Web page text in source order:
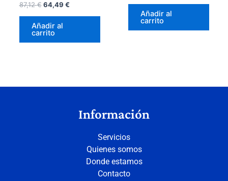
87,12€ 64,49 €
Añadir al
carrito
Añadir al
carrito
Información
Servicios
Quienes somos
Donde estamos
Contacto